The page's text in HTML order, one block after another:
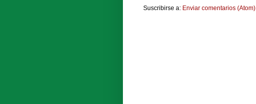
Suscribirse a: Enviar comentarios (Atom)